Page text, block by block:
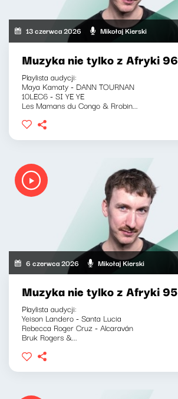
13 czerwca 2026 Mikołaj Kierski
Muzyka nie tylko z Afryki 96
Playlista audycji:
Maya Kamaty - DANN TOURNAN
10LEC6 - SI YE YE
Les Mamans du Congo & Rrobin...
6 czerwca 2026 Mikołaj Kierski
Muzyka nie tylko z Afryki 95
Playlista audycji:
Yeison Landero - Santa Lucia
Rebecca Roger Cruz - Alcaraván
Bruk Rogers &...